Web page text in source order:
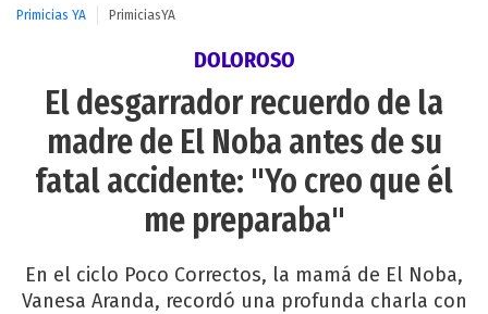
Primicias YA PrimiciasYA
DOLOROSO
El desgarrador recuerdo de la
madre de El Noba antes de su
fatal accidente: "Yo creo que él
me preparaba"
En el ciclo Poco Correctos, la mamá de El Noba,
Vanesa Aranda, recordó una profunda charla con